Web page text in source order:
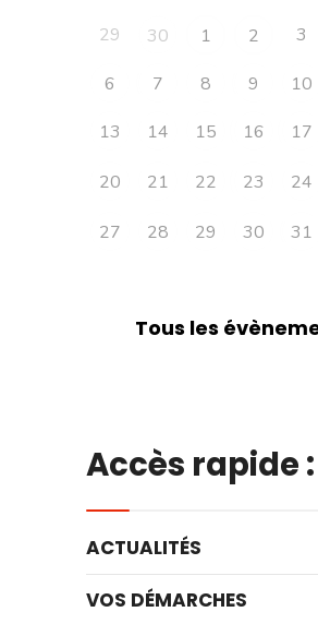
29 30 1 2 3
6
7 8 9 10
13
14 15 16 17
20 21 22 23 24
27 28 29 30 31
Tous les
Accès rapide :
ACTUALITÉS
VOS DÉMARCHES